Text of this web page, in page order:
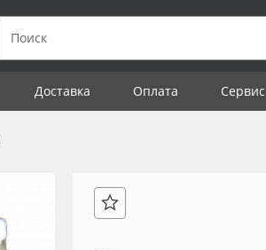
Доставка Оплата Сервис